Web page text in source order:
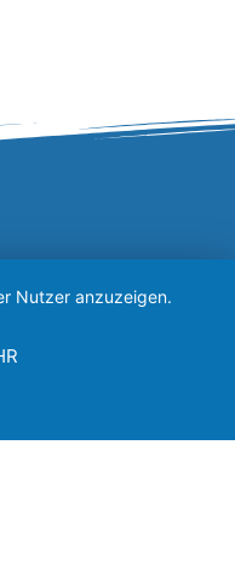
Nutzer anzuzeigen.